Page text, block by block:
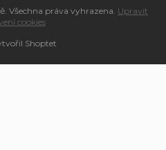
Shoptet
. Všechna práva vyhrazena. Upravit
cookies